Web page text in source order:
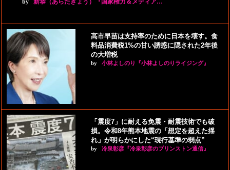
by 新恭（あらたきょう）『国家権力＆メディア…
高市早苗は支持率のために日本を壊す。食
料品消費税1%の甘い誘惑に隠された2年後
の大増税
by 小林よしのり『小林よしのりライジング』
「震度7」に耐える免震・耐震技術でも破
損。令和8年熊本地震の「想定を超えた揺
れ」が明らかにした“現行基準の弱点”
by 冷泉彰彦『冷泉彰彦のプリンストン通信』